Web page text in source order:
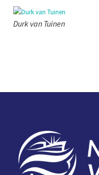
Durk van Tuinen